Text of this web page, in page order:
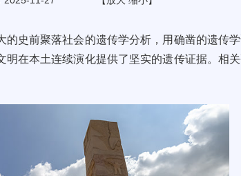
史前聚落社会的遗传学分析，用确凿的遗传
在本土连续演化提供了坚实的遗传证据。相关